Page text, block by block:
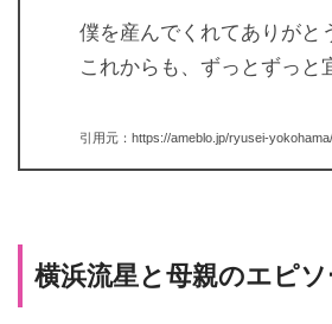
僕を産んでくれてありがと
これからも、ずっとずっと
引用元：https://ameblo.jp/ryusei-
横浜流星と母親のエピソ